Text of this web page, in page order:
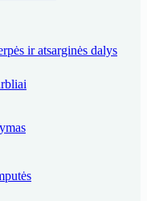
ir atsarginės dalys